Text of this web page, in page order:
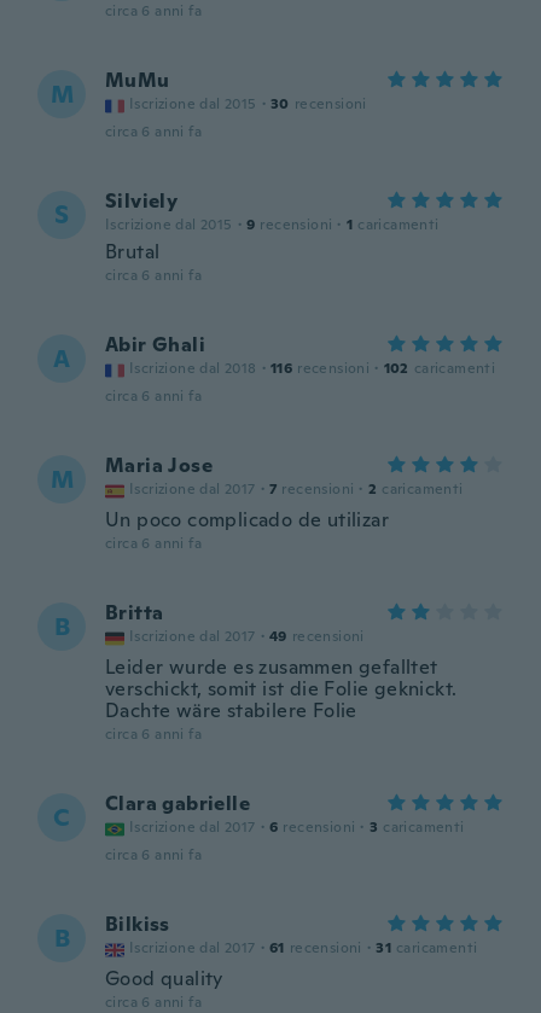
circa 6 anni fa
M MuMu
Iscrizione dal 2015 · 30 recensioni
circa 6 anni fa
S Silviely
Iscrizione dal 2015 · 9 recensioni · 1 caricamenti
Brutal
circa 6 anni fa
A Abir Ghali
Iscrizione dal 2018 · 116 recensioni · 102 caricamenti
circa 6 anni fa
M Maria Jose
Iscrizione dal 2017 · 7 recensioni · 2 caricamenti
Un poco complicado de utilizar
circa 6 anni fa
B Britta
Iscrizione dal 2017 · 49 recensioni
Leider wurde es zusammen gefalltet
verschickt, somit ist die Folie geknickt.
Dachte wäre stabilere Folie
circa 6 anni fa
C Clara gabrielle
Iscrizione dal 2017 · 6 recensioni · 3 caricamenti
circa 6 anni fa
B Bilkiss
Iscrizione dal 2017 · 61 recensioni · 31 caricamenti
Good quality
circa 6 anni fa